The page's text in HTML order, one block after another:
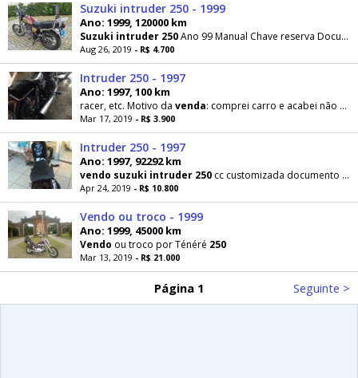
Suzuki intruder 250 - 1999
Ano: 1999, 120000 km
Suzuki intruder 250Ano 99 Manual Chave reserva Documentação Ok Sem dívida Moto em meu nome Placa
Aug 26, 2019 - R$ 4.700
Intruder 250 - 1997
Ano: 1997, 100 km
racer, etc. Motivo da venda: comprei carro e acabei não utilizando mais, vou trocar por uma moto
Mar 17, 2019 - R$ 3.900
Intruder 250 - 1997
Ano: 1997, 92292 km
vendo suzuki intruder 250 cc customizada documento em dias tenho todas as peças originais, raios
Apr 24, 2019 - R$ 10.800
Vendo ou troco - 1999
Ano: 1999, 45000 km
Vendo ou troco por Ténéré 250
Mar 13, 2019 - R$ 21.000
Página 1 Seguinte >